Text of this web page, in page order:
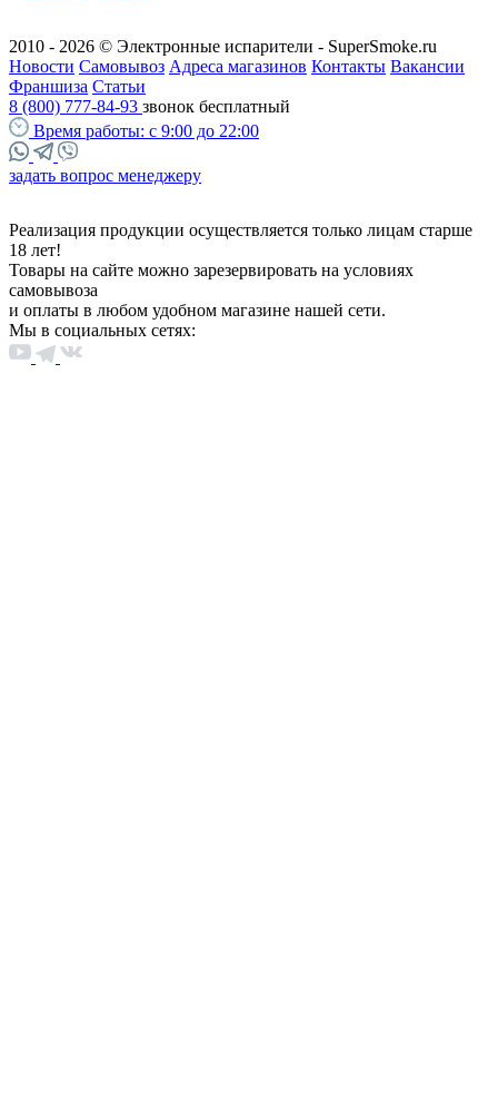
2010 - 2026 © Электронные испарители - SuperSmoke.ru
Новости Самовывоз Адреса магазинов Контакты Вакансии
Франшиза Статьи
8 (800) 777-84-93 звонок бесплатный
Время работы: с 9:00 до 22:00
задать вопрос менеджеру
Реализация продукции осуществляется только лицам старше
18 лет!
Товары на сайте можно зарезервировать на условиях
самовывоза
и оплаты в любом удобном магазине нашей сети.
Мы в социальных сетях: